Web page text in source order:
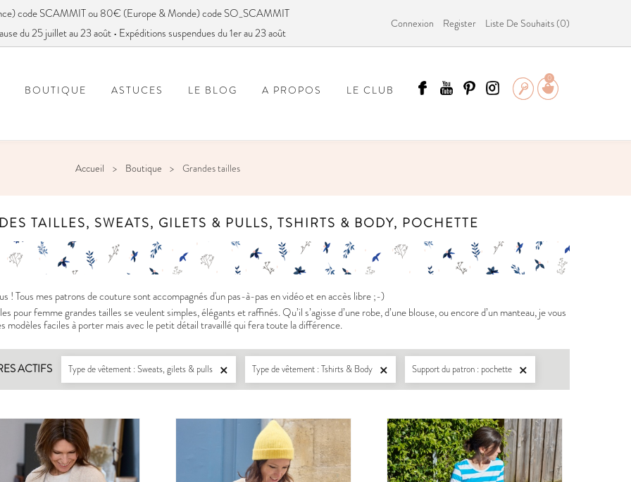
code SCAMMIT ou 80€ (Europe & Monde) code SO_SCAMMIT
du 25 juillet au 23 août • Expéditions suspendues du 1er au 23 août
Connexion Register Liste De Souhaits (0)
0
BOUTIQUE ASTUCES LE BLOG A PROPOS LE CLUB
Accueil Boutique Grandes tailles
TAILLES, SWEATS, GILETS & PULLS, TSHIRTS & BODY, POCHETTE
! Tous mes patrons de couture sont accompagnés d'un pas-à-pas en vidéo et en accès libre ;-)
pour femme grandes tailles se veulent simples, élégants et raffinés. Qu’il s’agisse d’une robe, d’une blouse, ou encore d’un manteau, je vous
modèles faciles à porter mais avec le petit détail travaillé qui fera toute la différence.
ACTIFS Type de vêtement : Sweats, gilets & pulls  Type de vêtement : Tshirts & Body  Support du patron : pochette 